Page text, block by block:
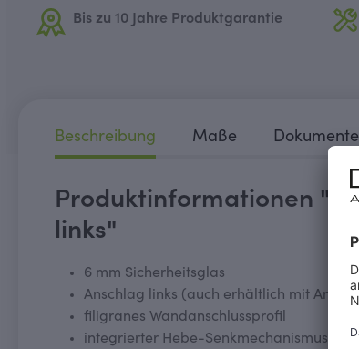
Bis zu 10 Jahre Produktgarantie
Beschreibung Maße Dokumente
Produktinformationen
links"
6 mm Sicherheitsglas
Anschlag links (auch erhältlich mit
filigranes Wandanschlussprofil
integrierter Hebe-Senkmechanismus für